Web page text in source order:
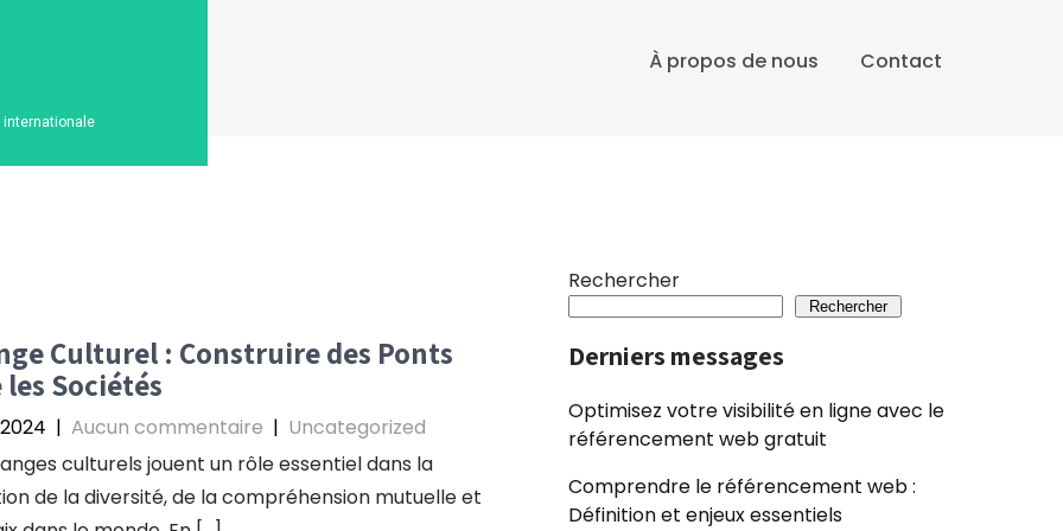
internationale
À propos de nous Contact
Culturel : Construire des Ponts
Sociétés
| Aucun commentaire | Uncategorized
culturels jouent un rôle essentiel dans la
de la diversité, de la compréhension mutuelle et
Rechercher
Rechercher
Derniers messages
Optimisez votre visibilité en ligne avec le
référencement web gratuit
Comprendre le référencement web :
Définition et enjeux essentiels